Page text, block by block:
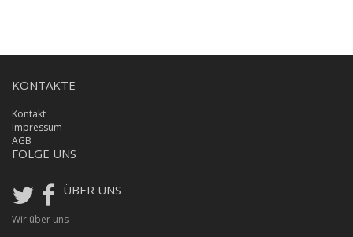
KONTAKTE
Kontakt
Impressum
AGB
FOLGE UNS
ÜBER UNS
Wir über uns